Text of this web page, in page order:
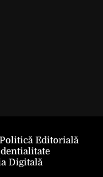
Politică Editorială
Digitală